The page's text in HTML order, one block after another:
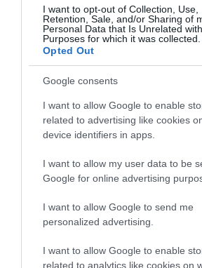
I want to opt-out of Collection, Use,
Retention, Sale, and/or Sharing of
Personal Data that Is Unrelated
Purposes for which it was collected.
Opted Out
Google consents
I want to allow Google to enable
related to advertising like cookies
device identifiers in apps.
I want to allow my user data to be
Google for online advertising
I want to allow Google to send me
personalized advertising.
I want to allow Google to enable
related to analytics like cookies on
betegség nyár